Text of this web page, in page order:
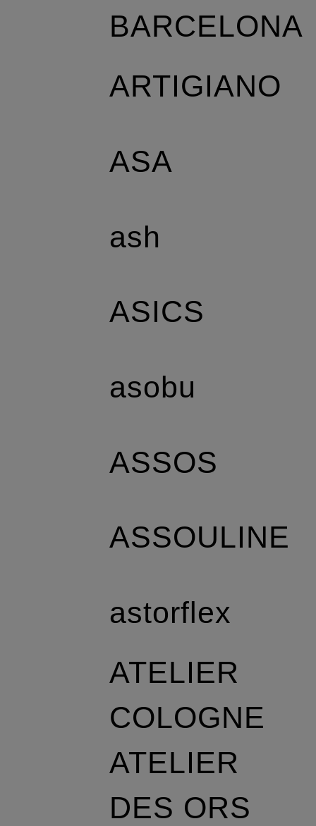
BARCELONA
ARTIGIANO
ASA
ash
ASICS
asobu
ASSOS
ASSOULINE
astorflex
ATELIER
COLOGNE
ATELIER
DES ORS